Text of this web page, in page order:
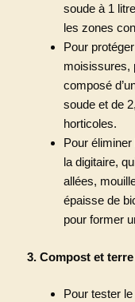
soude à 1
les zones
Pour
moisissures,
composé
soude et de
horticoles.
Pour
la digitaire,
allées,
épaisse de
pour former
3. Compost et terre
Pour tester